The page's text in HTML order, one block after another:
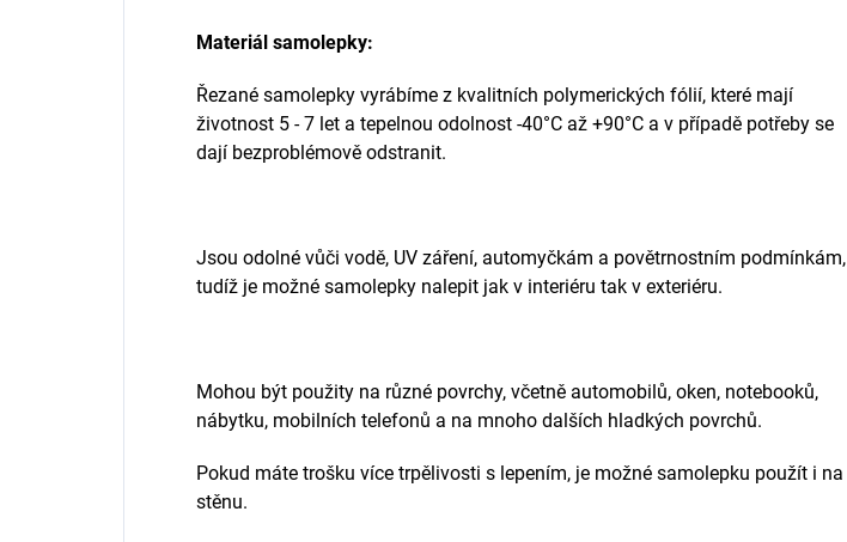
Materiál samolepky:
Řezané samolepky vyrábíme z kvalitních polymerických fólií, které mají
životnost 5 - 7 let a tepelnou odolnost -40°C až +90°C a v případě potřeby se
dají bezproblémově odstranit.
Jsou odolné vůči vodě, UV záření, automyčkám a povětrnostním podmínkám,
tudíž je možné samolepky nalepit jak v interiéru tak v exteriéru.
Mohou být použity na různé povrchy, včetně automobilů, oken, notebooků,
nábytku, mobilních telefonů a na mnoho dalších hladkých povrchů.
Pokud máte trošku více trpělivosti s lepením, je možné samolepku použít i na
stěnu.